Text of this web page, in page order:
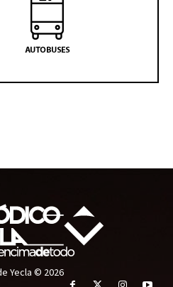
Yecla © 2026